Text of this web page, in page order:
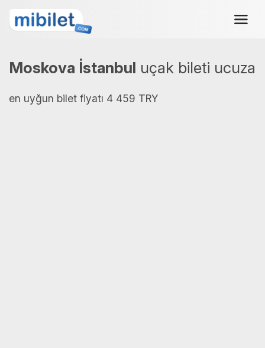
Moskova İstanbul uçak bileti ucuza
en uyğun bilet fiyatı 4 459 TRY